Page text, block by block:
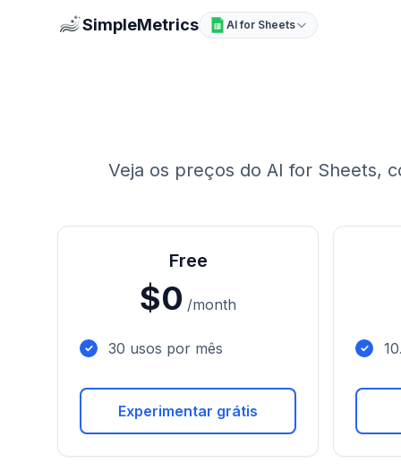
SimpleMetrics AI for Sheets
Veja os preços do AI for Sheets,
Free
$0 /month
✓ 30 usos por mês
Experimentar grátis
✓